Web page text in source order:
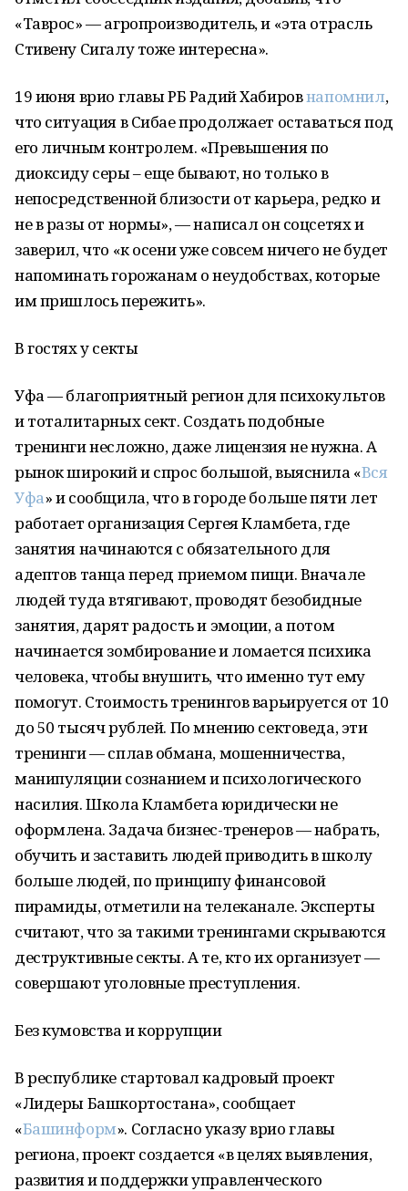
«Таврос» — агропроизводитель, и «эта отрасль
Стивену Сигалу тоже интересна».
19 июня врио главы РБ Радий Хабировнапомнил,
что ситуация в Сибае продолжает оставаться под
его личным контролем. «Превышения по
диоксиду серы – еще бывают, но только в
непосредственной близости от карьера, редко и
не в разы от нормы», — написал он соцсетях и
заверил, что «к осени уже совсем ничего не будет
напоминать горожанам о неудобствах, которые
им пришлось пережить».
В гостях у секты
Уфа — благоприятный регион для психокультов
и тоталитарных сект. Создать подобные
тренинги несложно, даже лицензия не нужна. А
рынок широкий и спрос большой, выяснила «Вся
Уфа» и сообщила, что в городе больше пяти лет
работает организация Сергея Кламбета, где
занятия начинаются с обязательного для
адептов танца перед приемом пищи. Вначале
людей туда втягивают, проводят безобидные
занятия, дарят радость и эмоции, а потом
начинается зомбирование и ломается психика
человека, чтобы внушить, что именно тут ему
помогут. Стоимость тренингов варьируется от 10
до 50 тысяч рублей. По мнению сектоведа, эти
тренинги — сплав обмана, мошенничества,
манипуляции сознанием и психологического
насилия. Школа Кламбета юридически не
оформлена. Задача бизнес-тренеров — набрать,
обучить и заставить людей приводить в школу
больше людей, по принципу финансовой
пирамиды, отметили на телеканале. Эксперты
считают, что за такими тренингами скрываются
деструктивные секты. А те, кто их организует —
совершают уголовные преступления.
Без кумовства и коррупции
В республике стартовал кадровый проект
«Лидеры Башкортостана», сообщает
«Башинформ». Согласно указу врио главы
региона, проект создается «в целях выявления,
развития и поддержки управленческого